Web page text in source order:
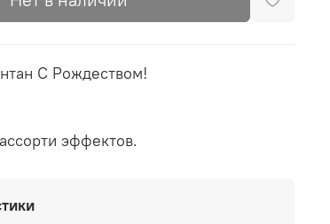
С Рождеством!
эффектов.